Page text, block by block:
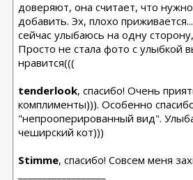
доверяют, она считает, что
добавить. Эх, плохо
сейчас улыбаюсь на одну
Просто не стала фото с улыбкой
нравится(((
tenderlook, спасибо! Очень
комплименты))). Особенно
"непрооперированный вид".
чеширский кот)))
Stimme, спасибо! Совсем меня